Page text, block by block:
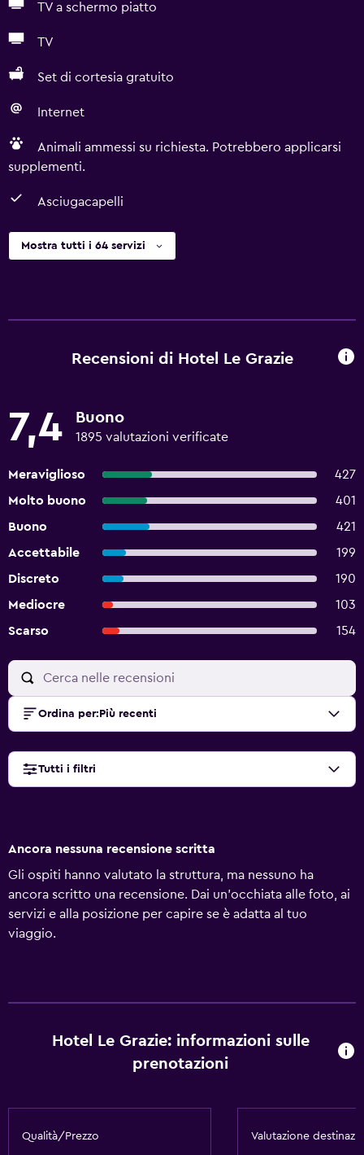
TV a schermo piatto
TV
Set di cortesia gratuito
Internet
Animali ammessi su richiesta. Potrebbero applicarsi
supplementi.
Asciugacapelli
Mostra tutti i 64 servizi
Recensioni di Hotel Le Grazie
7,4 Buono
1895 valutazioni verificate
Meraviglioso
427
Molto buono
401
Buono
421
Accettabile
199
Discreto
190
Mediocre
103
Scarso
154
Ordina per: Più recenti
Tutti i filtri
Ancora nessuna recensione scritta
Gli ospiti hanno valutato la struttura, ma nessuno ha
ancora scritto una recensione. Dai un'occhiata alle foto, ai
servizi e alla posizione per capire se è adatta al tuo
viaggio.
Hotel Le Grazie: informazioni sulle
prenotazioni
Qualità/Prezzo Valutazione